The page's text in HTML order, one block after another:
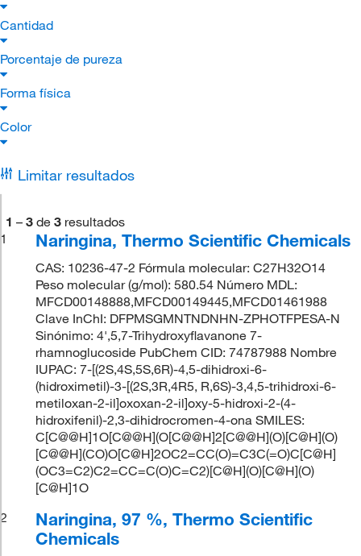
Cantidad
Porcentaje de pureza
Forma física
Color
Limitar resultados
1 – 3 de 3 resultados
1
Naringina, Thermo Scientific Chemicals
CAS: 10236-47-2 Fórmula molecular: C27H32O14
Peso molecular (g/mol): 580.54 Número MDL:
MFCD00148888,MFCD00149445,MFCD01461988
Clave InChI: DFPMSGMNTNDNHN-ZPHOTFPESA-N
Sinónimo: 4',5,7-Trihydroxyflavanone 7-
rhamnoglucoside PubChem CID: 74787988 Nombre
IUPAC: 7-[(2S,4S,5S,6R)-4,5-dihidroxi-6-
(hidroximetil)-3-[(2S,3R,4R5, R,6S)-3,4,5-trihidroxi-6-
metiloxan-2-il]oxoxan-2-il]oxy-5-hidroxi-2-(4-
hidroxifenil)-2,3-dihidrocromen-4-ona SMILES:
C[C@@H]1O[C@@H](O[C@@H]2[C@@H](O)[C@H](O)
[C@@H](CO)O[C@H]2OC2=CC(O)=C3C(=O)C[C@H]
(OC3=C2)C2=CC=C(O)C=C2)[C@H](O)[C@H](O)
[C@H]1O
2
Naringina, 97 %, Thermo Scientific
Chemicals